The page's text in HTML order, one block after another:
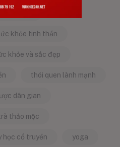
tích cực
khỏe tinh thần
khỏe và sắc đẹp
thói quen lành mạnh
dân gian
thảo mộc
học cổ truyền yoga